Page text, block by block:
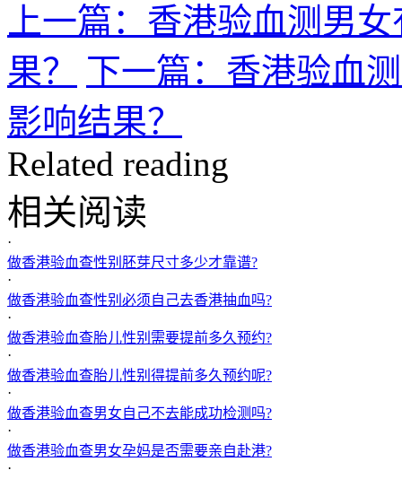
上一篇：香港验血测男
果？
下一篇：香港验血
影响结果？
Related reading
相关阅读
·
做香港验血查性别胚芽尺寸多少才靠谱?
·
做香港验血查性别必须自己去香港抽血吗?
·
做香港验血查胎儿性别需要提前多久预约?
·
做香港验血查胎儿性别得提前多久预约呢?
·
做香港验血查男女自己不去能成功检测吗?
·
做香港验血查男女孕妈是否需要亲自赴港?
·